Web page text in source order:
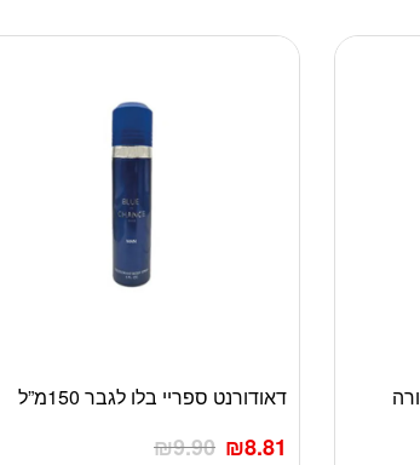
דאודורנט ספריי בלו לגבר 150מ”ל
₪9.90 ₪8.81